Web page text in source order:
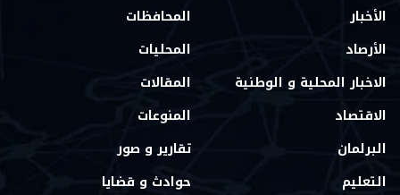
الأخبار
الأرصاد
الاخبار المحلية و الوطنية
الاقتصاد
البرلمان
التعليم
المحافظات
المحليات
المقالات
المنوعات
تقارير و صور
حوادث و قضايا